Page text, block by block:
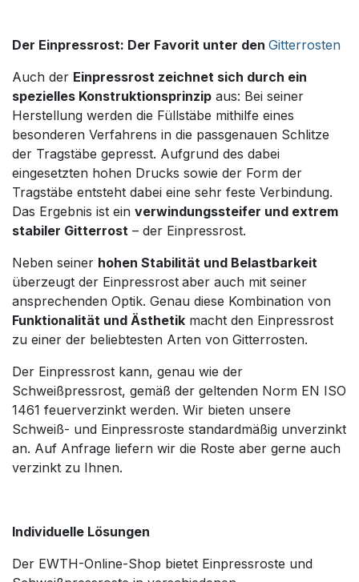
Der Einpressrost: Der Favorit unter den Gitterrosten
Auch der Einpressrost zeichnet sich durch ein
spezielles Konstruktionsprinzip aus: Bei seiner
Herstellung werden die Füllstäbe mithilfe eines
besonderen Verfahrens in die passgenauen Schlitze
der Tragstäbe gepresst. Aufgrund des dabei
eingesetzten hohen Drucks sowie der Form der
Tragstäbe entsteht dabei eine sehr feste Verbindung.
Das Ergebnis ist ein verwindungssteifer und extrem
stabiler Gitterrost – der Einpressrost.
Neben seiner hohen Stabilität und Belastbarkeit
überzeugt der Einpressrost aber auch mit seiner
ansprechenden Optik. Genau diese Kombination von
Funktionalität und Ästhetik macht den Einpressrost
zu einer der beliebtesten Arten von Gitterrosten.
Der Einpressrost kann, genau wie der
Schweißpressrost, gemäß der geltenden Norm EN ISO
1461 feuerverzinkt werden. Wir bieten unsere
Schweiß- und Einpressroste standardmäßig unverzinkt
an. Auf Anfrage liefern wir die Roste aber gerne auch
verzinkt zu Ihnen.
Individuelle Lösungen
Der EWTH-Online-Shop bietet Einpressroste und